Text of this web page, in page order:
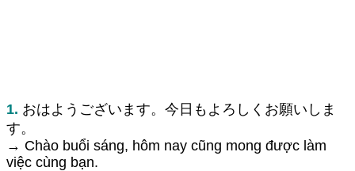
1. おはようございます。今日もよろしくお願いしま
す。
→ Chào buổi sáng, hôm nay cũng mong được làm
việc cùng bạn.